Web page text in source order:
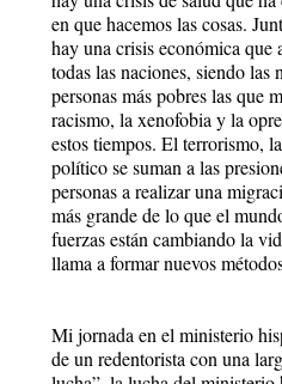
en que hacemos las cosas.
hay una crisis económica que
todas las naciones, siendo las
personas más pobres las que
racismo, la xenofobia y la
estos tiempos. El terrorismo,
político se suman a las
personas a realizar una
más grande de lo que el
fuerzas están cambiando la
llama a formar nuevos
Mi jornada en el ministerio
de un redentorista con una